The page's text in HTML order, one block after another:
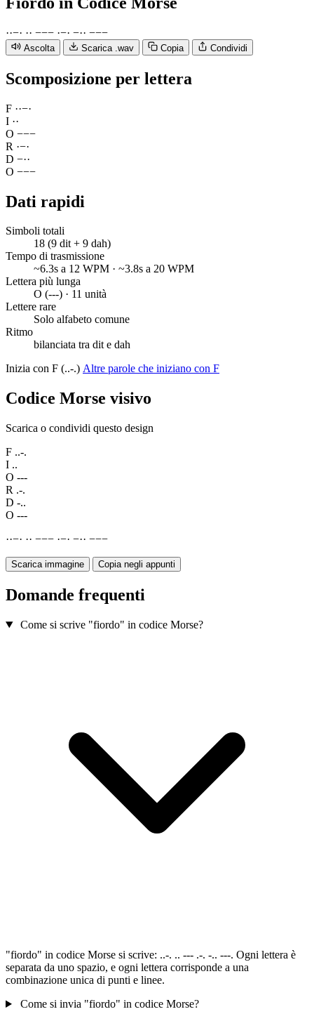
··−· ·· −−− ·−· −·· −−−
Ascolta Scarica .wav Copia Condividi
Scomposizione per lettera
F ··−·
I ··
O −−−
R ·−·
D −··
O −−−
Dati rapidi
Simboli totali
18 (9 dit + 9 dah)
Tempo di trasmissione
~6.3s a 12 WPM · ~3.8s a 20 WPM
Lettera più lunga
O (---) · 11 unità
Lettere rare
Solo alfabeto comune
Ritmo
bilanciata tra dit e dah
Inizia con F (..-.) Altre parole che iniziano con F
Codice Morse visivo
Scarica o condividi questo design
F ..-.
I ..
O ---
R .-.
D -..
O ---
··−· ·· −−− ·−· −·· −−−
Scarica immagine Copia negli appunti
Domande frequenti
Come si scrive "fiordo" in codice Morse?
"fiordo" in codice Morse si scrive: ..-. .. --- .-. -.. ---. Ogni lettera è
separata da uno spazio, e ogni lettera corrisponde a una
combinazione unica di punti e linee.
Come si invia "fiordo" in codice Morse?